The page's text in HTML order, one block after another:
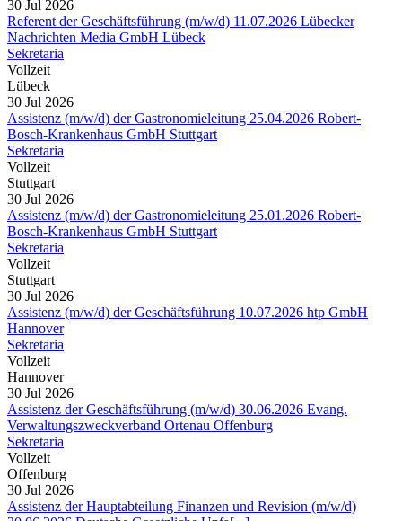
30 Jul 2026
Referent der Geschäftsführung (m/w/d) 11.07.2026 Lübecker
Nachrichten Media GmbH Lübeck
Sekretaria
Vollzeit
Lübeck
30 Jul 2026
Assistenz (m/w/d) der Gastronomieleitung 25.04.2026 Robert-
Bosch-Krankenhaus GmbH Stuttgart
Sekretaria
Vollzeit
Stuttgart
30 Jul 2026
Assistenz (m/w/d) der Gastronomieleitung 25.01.2026 Robert-
Bosch-Krankenhaus GmbH Stuttgart
Sekretaria
Vollzeit
Stuttgart
30 Jul 2026
Assistenz (m/w/d) der Geschäftsführung 10.07.2026 htp GmbH
Hannover
Sekretaria
Vollzeit
Hannover
30 Jul 2026
Assistenz der Geschäftsführung (m/w/d) 30.06.2026 Evang.
Verwaltungszweckverband Ortenau Offenburg
Sekretaria
Vollzeit
Offenburg
30 Jul 2026
Assistenz der Hauptabteilung Finanzen und Revision (m/w/d)